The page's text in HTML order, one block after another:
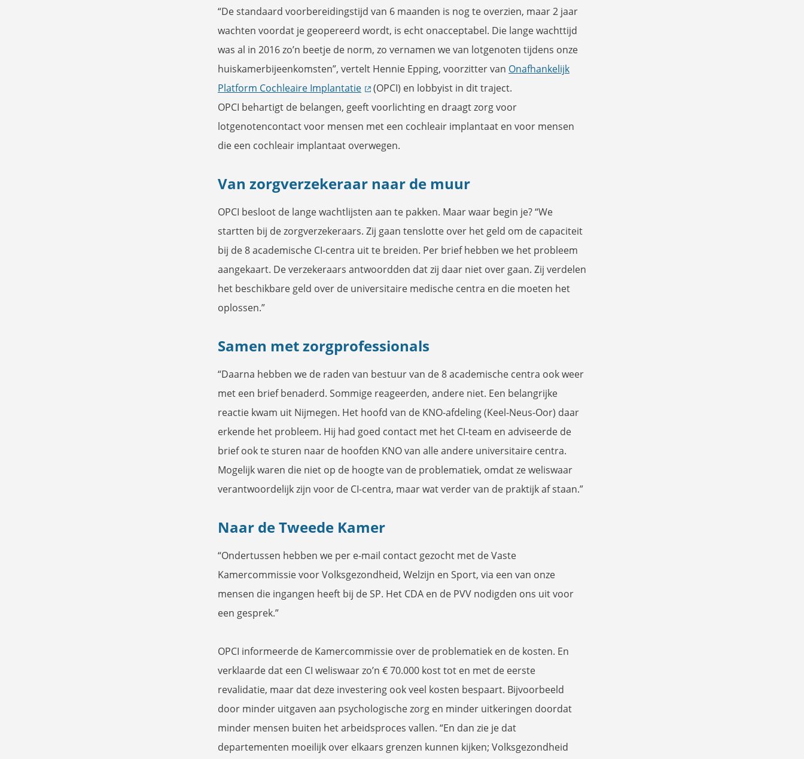
“De standaard voorbereidingstijd van 6 maanden is nog te overzien, maar 2 jaar
wachten voordat je geopereerd wordt, is echt onacceptabel. Die lange wachttijd
was al in 2016 zo’n beetje de norm, zo vernamen we van lotgenoten tijdens onze
huiskamerbijeenkomsten”, vertelt Hennie Epping, voorzitter van Onafhankelijk
Platform Cochleaire Implantatie
(OPCI) en lobbyist in dit traject.
OPCI behartigt de belangen, geeft voorlichting en draagt zorg voor
lotgenotencontact voor mensen met een cochleair implantaat en voor mensen
die een cochleair implantaat overwegen.
Van zorgverzekeraar naar de muur
OPCI besloot de lange wachtlijsten aan te pakken. Maar waar begin je? “We
startten bij de zorgverzekeraars. Zij gaan tenslotte over het geld om de capaciteit
bij de 8 academische CI-centra uit te breiden. Per brief hebben we het probleem
aangekaart. De verzekeraars antwoordden dat zij daar niet over gaan. Zij verdelen
het beschikbare geld over de universitaire medische centra en die moeten het
oplossen.”
Samen met zorgprofessionals
“Daarna hebben we de raden van bestuur van de 8 academische centra ook weer
met een brief benaderd. Sommige reageerden, andere niet. Een belangrijke
reactie kwam uit Nijmegen. Het hoofd van de KNO-afdeling (Keel-Neus-Oor) daar
erkende het probleem. Hij had goed contact met het CI-team en adviseerde de
brief ook te sturen naar de hoofden KNO van alle andere universitaire centra.
Mogelijk waren die niet op de hoogte van de problematiek, omdat ze weliswaar
verantwoordelijk zijn voor de CI-centra, maar wat verder van de praktijk af staan.”
Naar de Tweede Kamer
“Ondertussen hebben we per e-mail contact gezocht met de Vaste
Kamercommissie voor Volksgezondheid, Welzijn en Sport, via een van onze
mensen die ingangen heeft bij de SP. Het CDA en de PVV nodigden ons uit voor
een gesprek.”
OPCI informeerde de Kamercommissie over de problematiek en de kosten. En
verklaarde dat een CI weliswaar zo’n € 70.000 kost tot en met de eerste
revalidatie, maar dat deze investering ook veel kosten bespaart. Bijvoorbeeld
door minder uitgaven aan psychologische zorg en minder uitkeringen doordat
minder mensen buiten het arbeidsproces vallen. “En dan zie je dat
departementen moeilijk over elkaars grenzen kunnen kijken; Volksgezondheid